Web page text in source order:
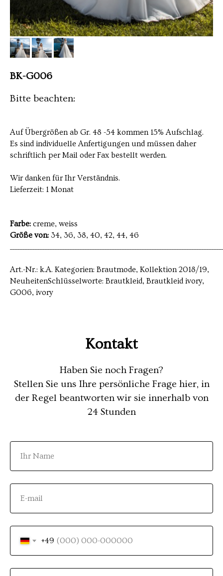
BK-G006
Bitte beachten:
Auf Übergrößen ab Gr. 48 -54 kommen 15% Aufschlag.
Es sind individuelle Anfertigungen und müssen daher
schriftlich per Mail oder Fax bestellt werden.
Wir danken für Ihr Verständnis.
Lieferzeit: 1 Monat
Farbe: creme, weiss
Größe von: 34, 36, 38, 40, 42, 44, 46
Art.-Nr.: k.A. Kategorien: Brautmode, Kollektion 2018/19,
NeuheitenSchlüsselworte: Brautkleid, Brautkleid ivory,
G006, ivory
Kontakt
Haben Sie noch Fragen?
Stellen Sie uns Ihre persönliche Frage hier, in
der Regel beantworten wir sie innerhalb von
24 Stunden
+49